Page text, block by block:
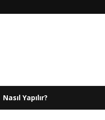
Nasıl Yapılır?